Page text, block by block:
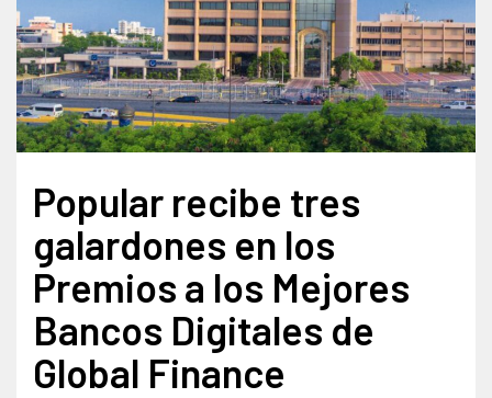
Popular recibe tres
galardones en los
Premios a los Mejores
Bancos Digitales de
Global Finance